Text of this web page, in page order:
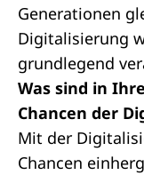
Generationen
Digitalisierung
grundlegend
Was sind in
Chancen der
Mit der
Chancen